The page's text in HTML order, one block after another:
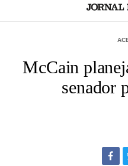
McCain
senador